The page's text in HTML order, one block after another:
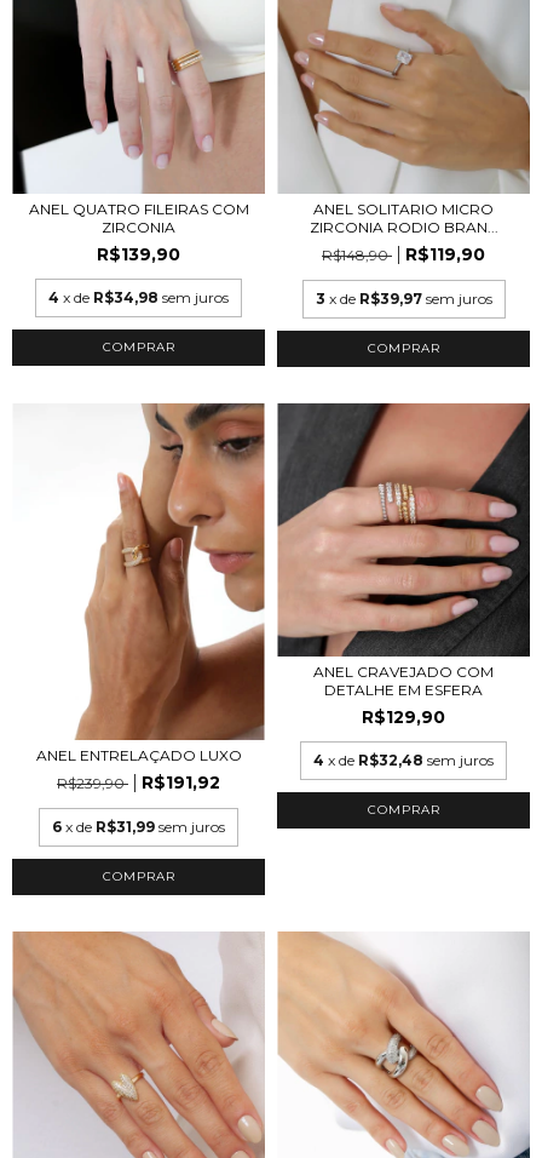
ANEL QUATRO FILEIRAS COM
ZIRCONIA
R$139,90
4 x de R$34,98 sem juros
COMPRAR
ANEL SOLITARIO MICRO
ZIRCONIA RODIO BRAN...
R$148,90
R$119,90
3 x de R$39,97 sem juros
COMPRAR
ANEL ENTRELAÇADO LUXO
R$239,90
R$191,92
6 x de R$31,99 sem juros
COMPRAR
ANEL CRAVEJADO COM
DETALHE EM ESFERA
R$129,90
4 x de R$32,48 sem juros
COMPRAR